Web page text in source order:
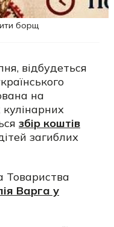
борщ
відбудеться
на
збір коштів
загиблих
Товариства
Варга у